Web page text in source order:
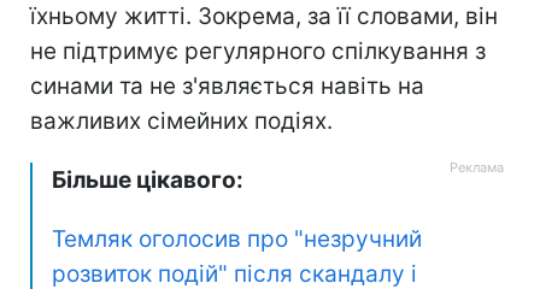
їхньому житті. Зокрема, за її словами, він
не підтримує регулярного спілкування з
синами та не з'являється навіть на
важливих сімейних подіях.
Більше цікавого:
Темляк оголосив про "незручний
розвиток подій" після скандалу і